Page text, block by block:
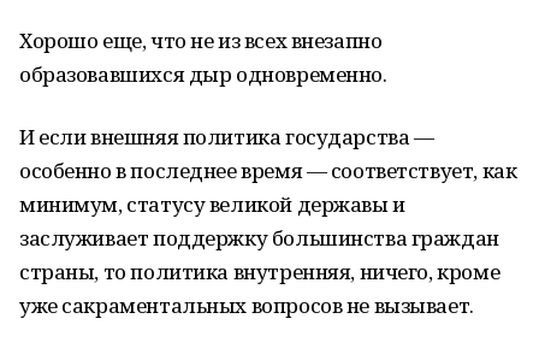
Хорошо еще, что не из всех внезапно
образовавшихся дыр одновременно.
И если внешняя политика государства —
особенно в последнее время — соответствует, как
минимум, статусу великой державы и
заслуживает поддержку большинства граждан
страны, то политика внутренняя, ничего, кроме
уже сакраментальных вопросов не вызывает.